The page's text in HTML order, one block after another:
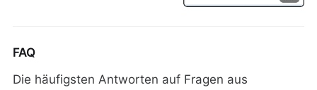
FAQ
Die häufigsten Antworten auf Fragen aus